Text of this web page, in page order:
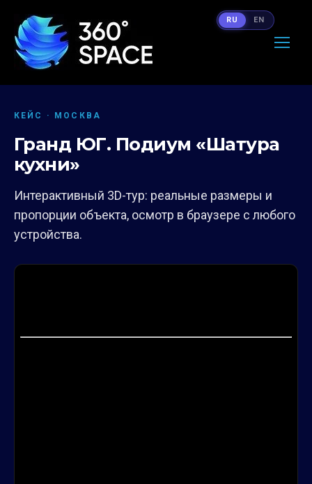
КЕЙС · МОСКВА
Гранд ЮГ. Подиум «Шатура
кухни»
Интерактивный 3D-тур: реальные размеры и
пропорции объекта, осмотр в браузере с любого
устройства.
RU EN